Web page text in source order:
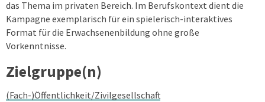
das Thema im privaten Bereich. Im Berufskontext dient die
Kampagne exemplarisch für ein spielerisch-interaktives
Format für die Erwachsenenbildung ohne große
Vorkenntnisse.
Zielgruppe(n)
(Fach-)Öffentlichkeit/Zivilgesellschaft